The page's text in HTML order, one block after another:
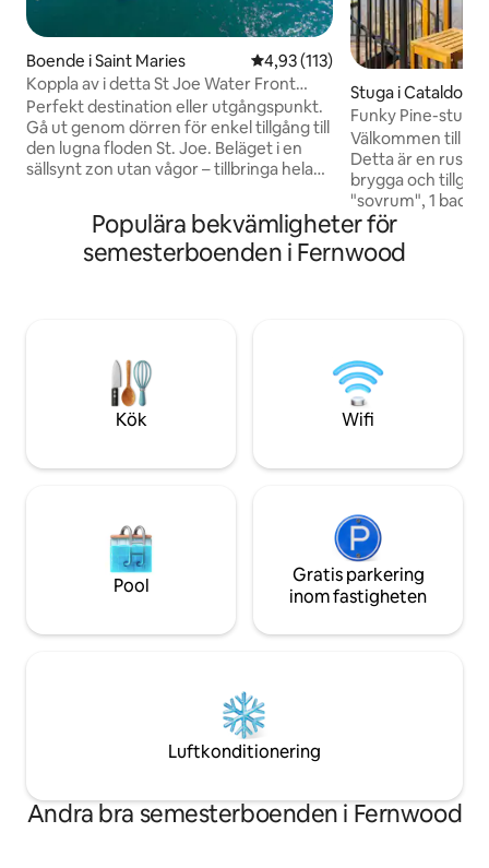
Boende i Saint Maries 4,93 av 5 i genomsnittligt
4,93 (113)
Koppla av i detta St Joe Water Front
Home! Sängplatser för 7
Perfekt destination eller utgångspunkt.
Gå ut genom dörren för enkel tillgång till
den lugna floden St. Joe. Beläget i en
sällsynt zon utan vågor – tillbringa hela
trampbåt (säsongsbetonat) och
badmadrass. Detta välkomnande
boende har allt du behöver för en lång
Maries, 15 minuter till Heyburn State
Park. Rabatter för längre vistelser.
Stuga i Cataldo
Funky Pine-
brygga
Välkommen till
Detta är en rustik
brygga och
"sovrum", 1
4 personer, med
varmvatten, TV,
Kör via I‑90
avfarten;
Perfekt för
sjöfokuserade
Populära bekvämligheter för
semesterboenden i Fernwood
Kök Wifi
Pool
Gratis parkering
inom fastigheten
Luftkonditionering
Andra bra semesterboenden i Fernwood